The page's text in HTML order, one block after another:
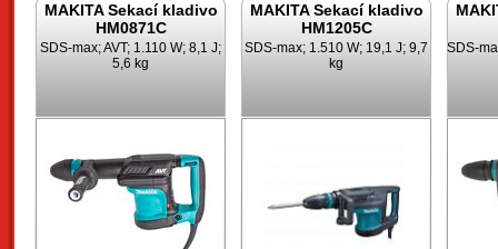
MAKITA Sekací kladivo
HM0871C
SDS-max; AVT; 1.110 W; 8,1 J;
5,6 kg
MAKITA Sekací kladivo
HM1205C
SDS-max; 1.510 W; 19,1 J; 9,7
kg
SDS-